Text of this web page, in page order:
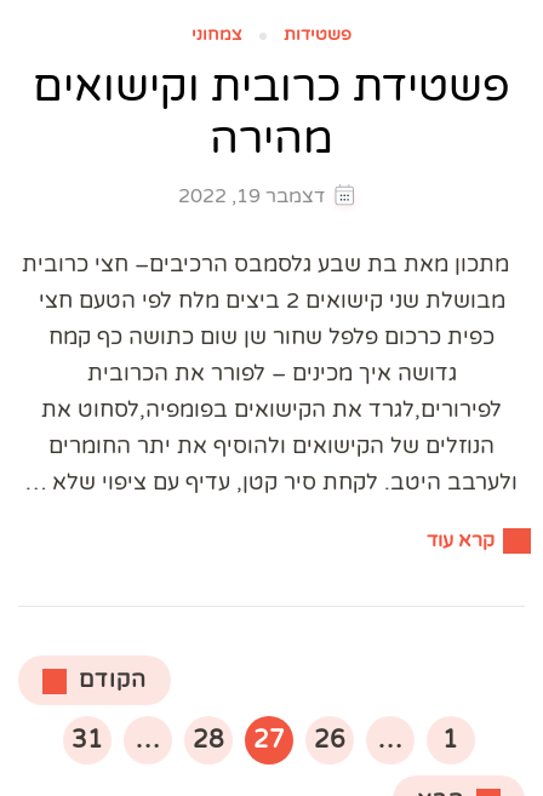
פשטידות צמחוני
פשטידת כרובית וקישואים
מהירה
דצמבר 19, 2022
מתכון מאת בת שבע גלסמבס הרכיבים– חצי כרובית
מבושלת שני קישואים 2 ביצים מלח לפי הטעם חצי
כפית כרכום פלפל שחור שן שום כתושה כף קמח
גדושה איך מכינים – לפורר את הכרובית
לפירורים,לגרד את הקישואים בפומפיה,לסחוט את
הנוזלים של הקישואים ולהוסיף את יתר החומרים
ולערבב היטב. לקחת סיר קטן, עדיף עם ציפוי שלא …
קרא עוד
pagination
הקודם
עמוד
1
… עמוד
26 עמוד
27 עמוד
28
… עמוד
31